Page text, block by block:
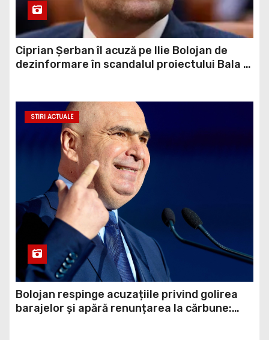
Ciprian Șerban îl acuză pe Ilie Bolojan de
dezinformare în scandalul proiectului Bala II:
STIRI ACTUALE
Bolojan respinge acuzațiile privind golirea
barajelor și apără renunțarea la cărbune: